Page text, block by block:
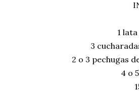
1
3
2 o 3 pechugas
4 o